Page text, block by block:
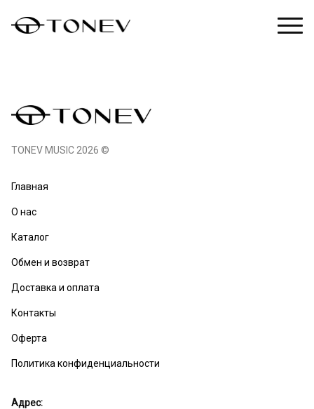
TONEV MUSIC 2026 ©
Главная
О нас
Каталог
Обмен и возврат
Доставка и оплата
Контакты
Оферта
Политика конфиденциальности
Адрес: